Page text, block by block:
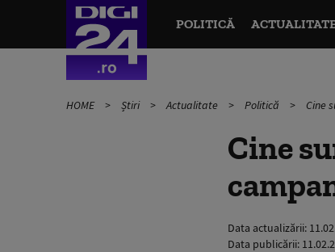
POLITICĂ
HOME Știri Actualitate Politică Cine
Cine
Data actualizării:
Data publicării: